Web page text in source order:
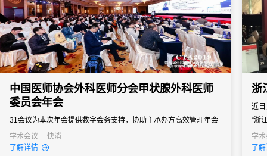
中国医师协会外科医师分会甲状腺外科医师
委员会年会
31会议为本次年会提供数字会务支持，协助主承办方高效管理年会
现场。
学术会议
快消
了解详情
浙
近
“浙
会
并
学
了